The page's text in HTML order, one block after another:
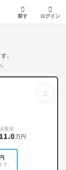
探す ログイン
。
費用
11.0万円
円
。